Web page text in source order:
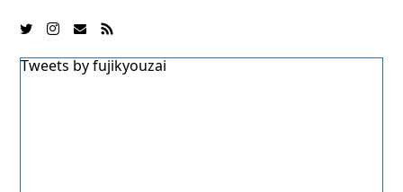
Tweets by fujikyouzai